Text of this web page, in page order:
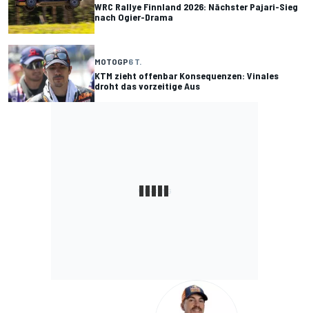
WRC Rallye Finnland 2026: Nächster Pajari-Sieg
nach Ogier-Drama
MOTOGP6 T.
KTM zieht offenbar Konsequenzen: Vinales
droht das vorzeitige Aus